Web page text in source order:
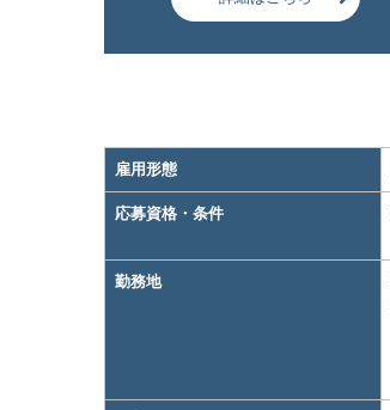
雇用形態
応募資格・条件
勤務地